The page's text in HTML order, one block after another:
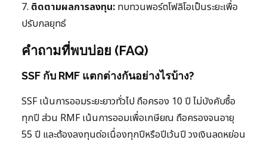
7. ติดตามผลการลงทุน: ทบทวนพอร์ตโฟลิโอเป็นระยะเพื่อ
ปรับกลยุทธ์
คำถามที่พบบ่อย (FAQ)
SSF กับ RMF แตกต่างกันอย่างไรบ้าง?
SSF เน้นการออมระยะยาวทั่วไป ถือครอง 10 ปี ไม่บังคับซื้อ
ทุกปี ส่วน RMF เน้นการออมเพื่อเกษียณ ถือครองจนอายุ
55 ปี และต้องลงทุนต่อเนื่องทุกปีหรือปีเว้นปี วงเงินลดหย่อน